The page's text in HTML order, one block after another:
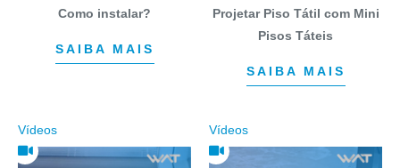
Como instalar?
SAIBA MAIS
Projetar Piso Tátil com Mini
Pisos Táteis
SAIBA MAIS
Vídeos Vídeos